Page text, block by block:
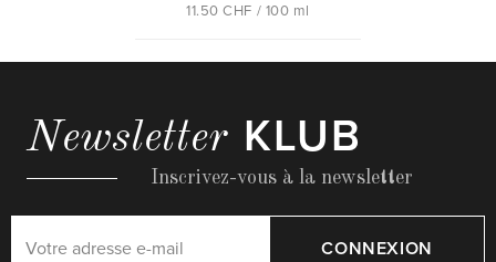
11.50 CHF / 100 ml
Newsletter KLUB
Inscrivez-vous à la newsletter
CONNEXION